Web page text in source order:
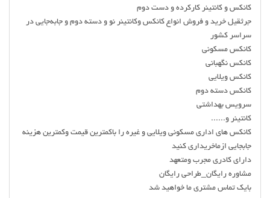
کانکس و کانتینر کارکرده و دست دوم
جرثقیل خرید و فروش انواع کانکس وکانتینر نو و دسته دوم و جابه‌جایی در
سراسر کشور
کانکس مسکونی
کانکس نگهبانی
کانکس ویلایی
کانکس دسته دوم
سرویس بهداشتی
کانتینر‌ و......
کانکس های اداری مسکونی ویلایی و غیره را باکمترین قیمت وکمترین هزینه
جابجایی ازماخریداری کنید
دارای کادری مجرب ومتعهد
مشاوره رایگان_طراحی رایگان
بایک تماس مشتری ما خواهید شد